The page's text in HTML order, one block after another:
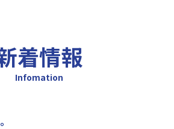
着情報
Infomation